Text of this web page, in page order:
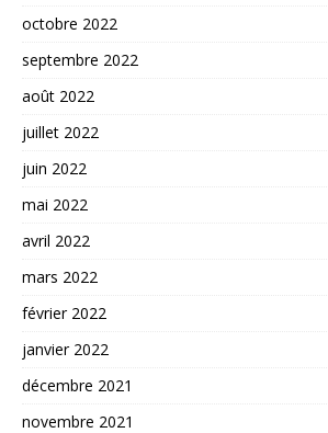
octobre 2022
septembre 2022
août 2022
juillet 2022
juin 2022
mai 2022
avril 2022
mars 2022
février 2022
janvier 2022
décembre 2021
novembre 2021